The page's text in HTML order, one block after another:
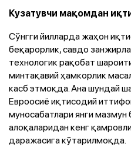
Кузатувчи мақомдан
Сўнгги йилларда жаҳон
беқарорлик, савдо
технологик рақобат
минтақавий ҳамкорлик
касб этмоқда. Ана шундай
Евроосиё иқтисодий
муносабатлари янги
алоқаларидан кенг
даражасига кўтарилмоқда.